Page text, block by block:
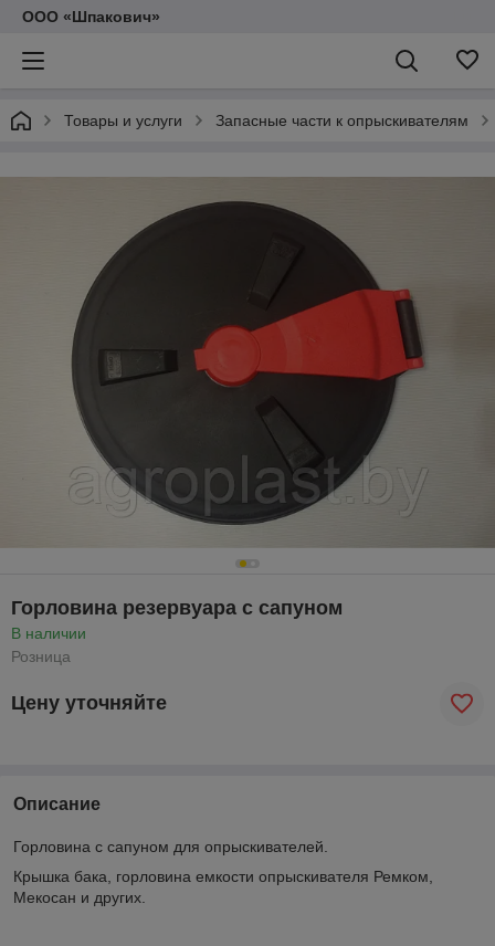
ООО «Шпакович»
Товары и услуги Запасные части к опрыскивателям
Горловина резервуара с сапуном
В наличии
Розница
Цену уточняйте
Описание
Горловина с сапуном для опрыскивателей.
Крышка бака, горловина емкости опрыскивателя Ремком,
Мекосан и других.